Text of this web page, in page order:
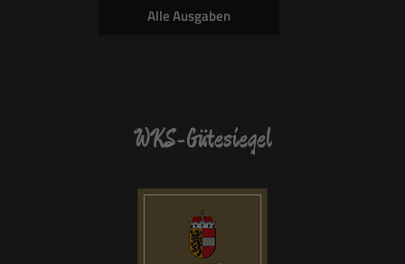
Alle Ausgaben
WKS-Gütesiegel